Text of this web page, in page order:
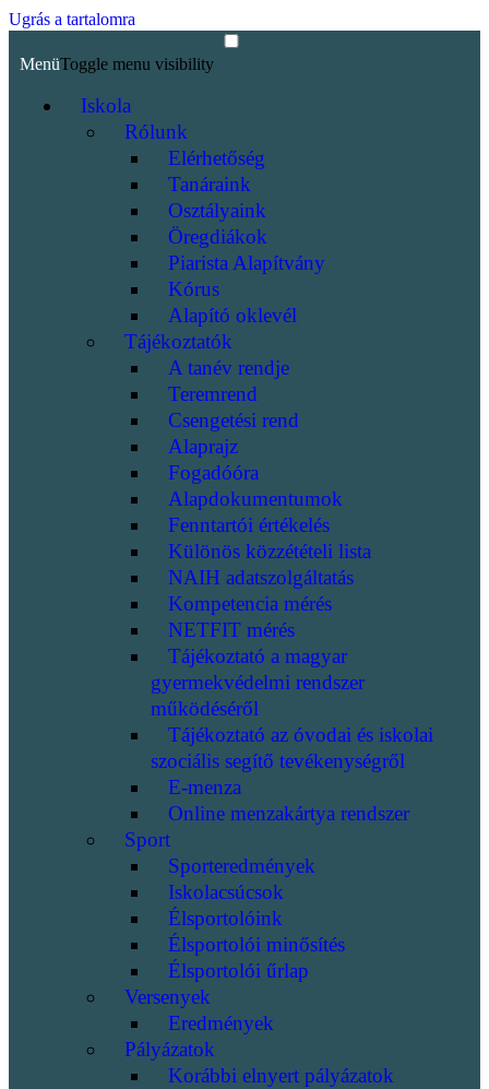
Ugrás a tartalomra
MenüToggle menu visibility
Iskola
Rólunk
Elérhetőség
Tanáraink
Osztályaink
Öregdiákok
Piarista Alapítvány
Kórus
Alapító oklevél
Tájékoztatók
A tanév rendje
Teremrend
Csengetési rend
Alaprajz
Fogadóóra
Alapdokumentumok
Fenntartói értékelés
Különös közzétételi lista
NAIH adatszolgáltatás
Kompetencia mérés
NETFIT mérés
Tájékoztató a magyar
gyermekvédelmi rendszer
működéséről
Tájékoztató az óvodai és iskolai
szociális segítő tevékenységről
E-menza
Online menzakártya rendszer
Sport
Sporteredmények
Iskolacsúcsok
Élsportolóink
Élsportolói minősítés
Élsportolói űrlap
Versenyek
Eredmények
Pályázatok
Korábbi elnyert pályázatok